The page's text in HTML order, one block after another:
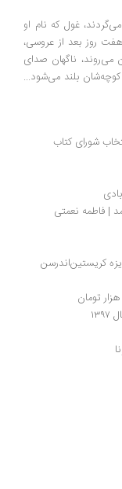
غول که نام او
روز بعد از عروسی،
می‌روند، ناگهان صدای
بلند می‌شود...
| فاطمه نعمتی